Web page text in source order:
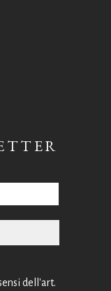
dell'art.